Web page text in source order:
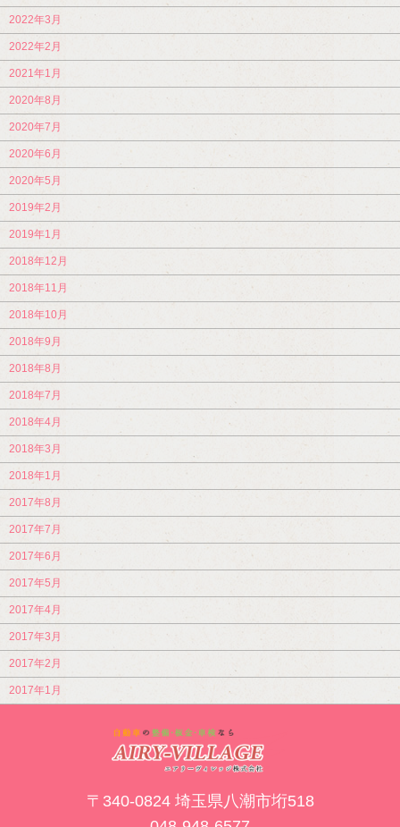
2022年3月
2022年2月
2021年1月
2020年8月
2020年7月
2020年6月
2020年5月
2019年2月
2019年1月
2018年12月
2018年11月
2018年10月
2018年9月
2018年8月
2018年7月
2018年4月
2018年3月
2018年1月
2017年8月
2017年7月
2017年6月
2017年5月
2017年4月
2017年3月
2017年2月
2017年1月
〒340-0824 埼玉県八潮市垳518